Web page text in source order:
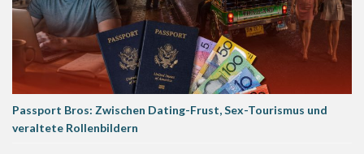
Passport Bros: Zwischen Dating-Frust, Sex-Tourismus und
veraltete Rollenbildern